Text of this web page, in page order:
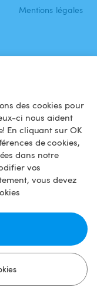
des cookies pour
ci nous aident
En cliquant sur OK
de cookies,
dans notre
vos
vous devez
Vérifier la
Mentions légales